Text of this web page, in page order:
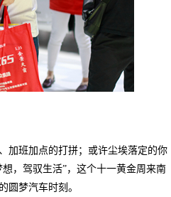
加班加点的打拼；或许尘埃落定的你
，驾驭生活”，这个十一黄金周来南
圆梦汽车时刻。